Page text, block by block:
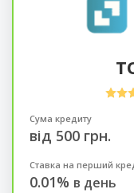
Сума кредиту
від 500 грн.
Ставка на перший
0.01% в день